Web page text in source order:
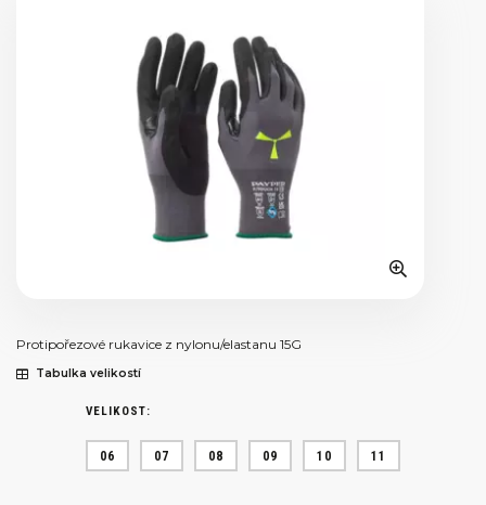
Protipořezové rukavice z nylonu/elastanu 15G
Tabulka velikostí
VELIKOST:
06 07 08 09 10 11